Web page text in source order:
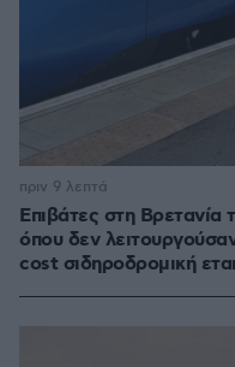
Επιβάτες στη
όπου δεν
cost σιδηροδρομική
πριν 9 λεπτά